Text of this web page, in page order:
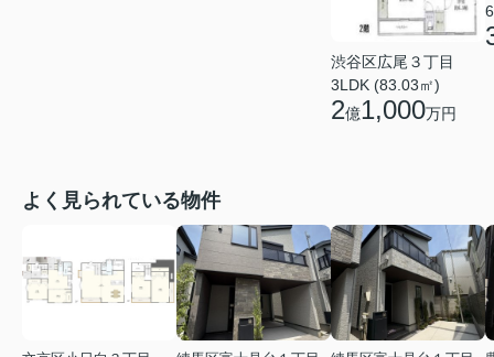
渋谷区広尾３丁目
3LDK (83.03㎡)
2億1,000万円
よく見られている物件